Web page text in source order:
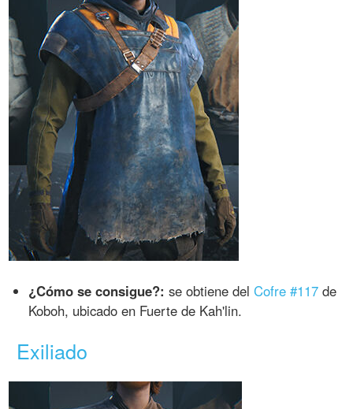
¿Cómo se consigue?: se obtiene delCofre #117 de
Koboh, ubicado en Fuerte de Kah'lin.
Exiliado